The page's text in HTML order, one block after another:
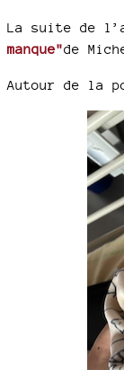
La suite de
manque"de
Autour de la